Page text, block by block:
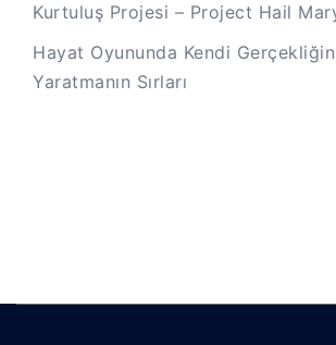
Kurtuluş Projesi – Project Hail
Hayat Oyununda Kendi
Yaratmanın Sırları